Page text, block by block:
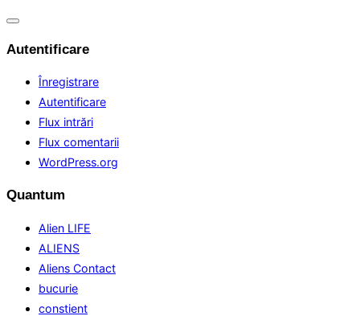
Comută
Autentificare
Înregistrare
Autentificare
Flux intrări
Flux comentarii
WordPress.org
Quantum
Alien LIFE
ALIENS
Aliens Contact
bucurie
constient